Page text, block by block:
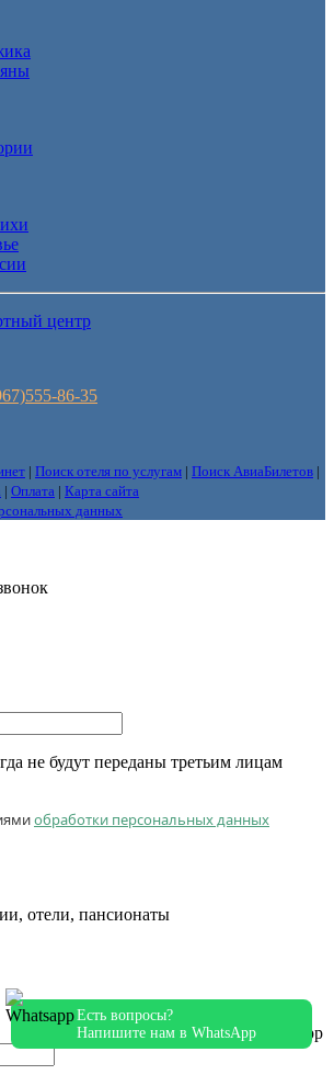
86-35
| Поиск отеля по услугам | Поиск АвиаБилетов |
| Оплата | Карта сайта
данных
Есть вопросы?
Напишите нам в WhatsApp
не будут переданы третьим лицам
обработки персональных данных
отели, пансионаты